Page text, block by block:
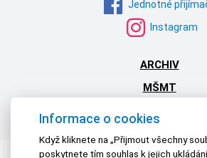
Jednotné
Instagram
ARCHIV
MŠMT
Informace o cookies
Když kliknete na „Přijmout všechny
poskytnete tím souhlas k jejich